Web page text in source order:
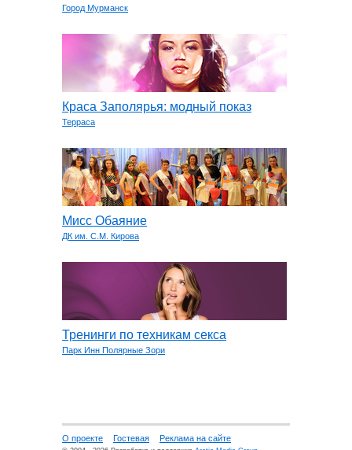
Город Мурманск
Краса Заполярья: модный показ
Терраса
Мисс Обаяние
ДК им. С.М. Кирова
Тренинги по техникам секса
Парк Инн Полярные Зори
О проекте Гостевая Реклама на сайте